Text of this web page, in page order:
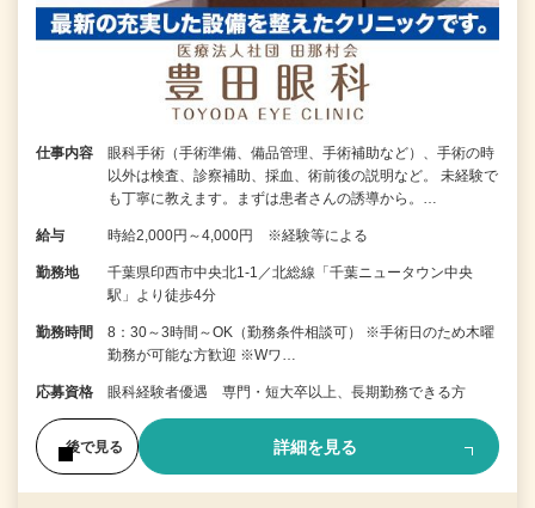
仕事内容
眼科手術（手術準備、備品管理、手術補助など）、手術の時
以外は検査、診察補助、採血、術前後の説明など。 未経験で
も丁寧に教えます。まずは患者さんの誘導から。…
給与 時給2,000円～4,000円 ※経験等による
勤務地
千葉県印西市中央北1-1／北総線「千葉ニュータウン中央
駅」より徒歩4分
勤務時間
8：30～3時間～OK（勤務条件相談可） ※手術日のため木曜
勤務が可能な方歓迎 ※Wワ…
応募資格 眼科経験者優遇 専門・短大卒以上、長期勤務できる方
後で見る 詳細を見る